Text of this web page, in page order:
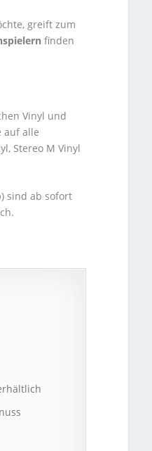
greift zum
finden
Vinyl und
auf alle
Stereo M Vinyl
) sind ab sofort